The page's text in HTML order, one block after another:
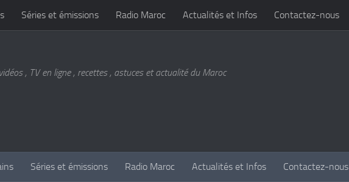
Séries et émissions Radio Maroc Actualités et Infos Contactez-nous
, TV en ligne , recettes , astuces et actualité du Maroc
Séries et émissions Radio Maroc Actualités et Infos Contactez-nous